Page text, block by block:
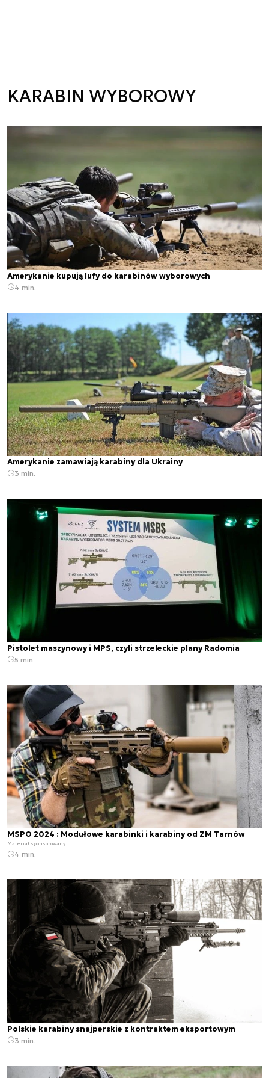
KARABIN WYBOROWY
Amerykanie kupują lufy do karabinów wyborowych
4 min.
Amerykanie zamawiają karabiny dla Ukrainy
3 min.
Pistolet maszynowy i MPS, czyli strzeleckie plany Radomia
5 min.
MSPO 2024 : Modułowe karabinki i karabiny od ZM Tarnów
Materiał sponsorowany
4 min.
Polskie karabiny snajperskie z kontraktem eksportowym
3 min.